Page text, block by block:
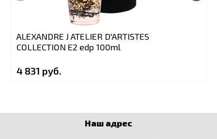
ALEXANDRE J ATELIER D'ARTISTES
COLLECTION E2 edp 100ml
4 831 руб.
Наш адрес